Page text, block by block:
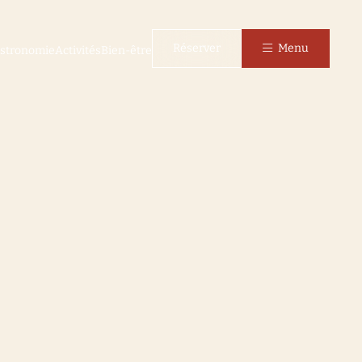
ActivitésBien-être Réserver Menu